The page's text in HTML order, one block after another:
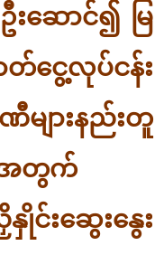
းဆောင်၍ မြ
တ်ငွေ့လုပ်ငန်း
များနည်းတူ
အတွက်
းဆွေးနွေး